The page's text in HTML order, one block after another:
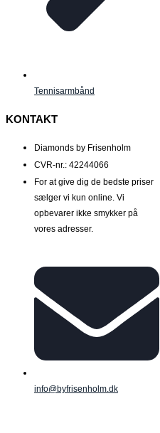
Tennisarmbånd
KONTAKT
Diamonds by Frisenholm
CVR-nr.: 42244066
For at give dig de bedste priser
sælger vi kun online. Vi
opbevarer ikke smykker på
vores adresser.
info@byfrisenholm.dk